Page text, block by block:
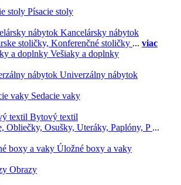
Písacie stoly
Kancelársky nábytok
stoličky, Konferenčné stoličky ... viac
Vešiaky a doplnky
Univerzálny nábytok
Sedacie vaky
Bytový textil
Obliečky, Osušky, Uteráky, Paplóny, P ...
Úložné boxy a vaky
Obrazy